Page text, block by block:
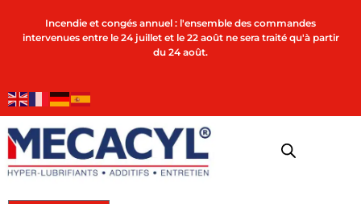
Incendie et congés annuel : l'ensemble des commandes
intervenues entre le 24 juillet et le 22 août ne sera traité qu'à partir
du 24 août.